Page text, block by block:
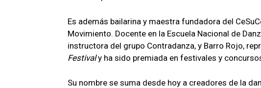
Es además bailarina y maestra fundadora del
Movimiento. Docente en la Escuela Nacional de
instructora del grupo Contradanza, y Barro Rojo,
Festivaly ha sido premiada en festivales y
Su nombre se suma desde hoy a creadores de la